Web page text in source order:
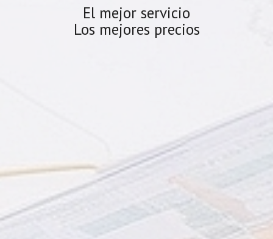
El mejor servicio
Los mejores precios